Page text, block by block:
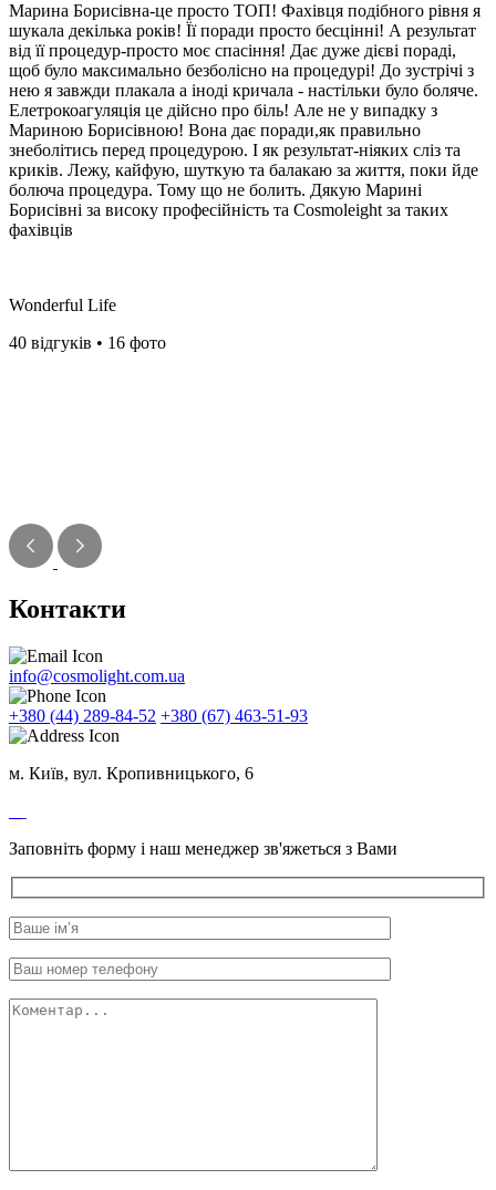
Марина Борисівна-це просто ТОП! Фахівця подібного рівня я
шукала декілька років! Її поради просто бесцінні! А результат
від її процедур-просто моє спасіння! Дає дуже дієві пораді,
щоб було максимально безболісно на процедурі! До зустрічі з
нею я завжди плакала а іноді кричала - настільки було боляче.
Елетрокоагуляція це дійсно про біль! Але не у випадку з
Мариною Борисівною! Вона дає поради,як правильно
знеболітись перед процедурою. І як результат-ніяких сліз та
криків. Лежу, кайфую, шуткую та балакаю за життя, поки йде
болюча процедура. Тому що не болить. Дякую Марині
Борисівні за високу професійність та Cosmoleight за таких
фахівців️
Wonderful Life
40 відгуків • 16 фото
Контакти
info@cosmolight.com.ua
+380 (44) 289-84-52 +380 (67) 463-51-93
м. Київ, вул. Кропивницького, 6
Заповніть форму і наш менеджер зв'яжеться з Вами